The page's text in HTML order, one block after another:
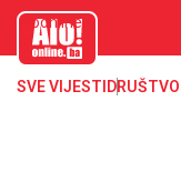
aloonline.b
SVE VIJESTI DRUŠTVO